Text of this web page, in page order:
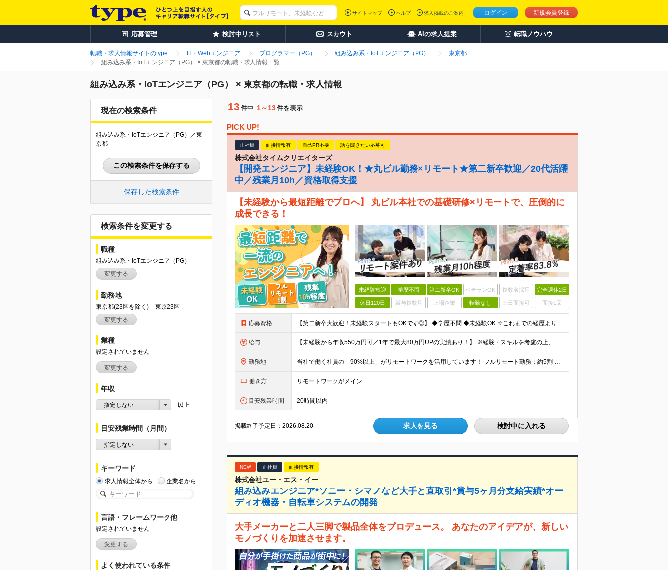
ログイン 新規会員登録
サイトマップ ヘルプ 求人掲載のご案内
応募管理 検討中リスト スカウト AIの求人提案 転職ノウハウ
転職・求人情報サイトのtype IT・Webエンジニア プログラマー（PG） 組み込み系・IoTエンジニア（PG）
東京都
組み込み系・IoTエンジニア（PG） × 東京都の転職・求人情報一覧
組み込み系・IoTエンジニア（PG） × 東京都の転職・求人情報
現在の検索条件
組み込み系・IoTエンジニア（PG）／東
京都
この検索条件を保存する
保存した検索条件
検索条件を変更する
職種
組み込み系・IoTエンジニア（PG）
変更する
勤務地
東京都(23区を除く)
東京23区
変更する
業種
設定されていません
変更する
年収
指定しない 以上
目安残業時間（月間）
指定しない
キーワード
求人情報全体から 企業名から
言語・フレームワーク他
設定されていません
変更する
よく使われている条件
13 件中 1～13件を表示
PICK UP!
正社員 面接情報有 自己PR不要 話を聞きたい応募可
株式会社タイムクリエイターズ
【開発エンジニア】未経験OK！★丸ビル勤務×リモート★第二新卒歓迎／20代活躍
中／残業月10h／資格取得支援
【未経験から最短距離でプロへ】 丸ビル本社での基礎研修×リモートで、圧倒的に
成長できる！
未経験歓迎 学歴不問 第二新卒OK ベテランOK 複数名採用 完全週休2日
休日120日 賞与複数月 上場企業 転勤なし 土日面接可 面接1回
応募資格 【第二新卒大歓迎！未経験スタートもOKです◎】 ◆学歴不問 ◆未経験OK ☆これまでの経歴よりも「これから」を重視します！ ☆文系・理系、前職の雇用形態は一切問いません！ ＼先輩たちの前職もさまざ
給与 【未経験から年収550万円可／1年で最大80万円UPの実績あり！】 ※経験・スキルを考慮の上、決定いたします。 【月給】27万円〜29万円 ※上記には固定残業代（月25時間分／4万5,000円〜4万
勤務地 当社で働く社員の「90%以上」がリモートワークを活用しています！ フルリモート勤務：約5割 ハイブリッド勤務（リモート＋出社）：約4割 【本社】東京都千代田区丸の内2-4-1 丸の内ビルディング12
働き方 リモートワークがメイン
目安残業時間 20時間以内
掲載終了予定日：2026.08.20 求人を見る 検討中に入れる
NEW 正社員 面接情報有
株式会社ユー・エス・イー
組み込みエンジニア*ソニー・シマノなど大手と直取引*賞与5ヶ月分支給実績*オー
ディオ機器・自転車システムの開発
大手メーカーと二人三脚で製品全体をプロデュース。 あなたのアイデアが、新しい
モノづくりを加速させます。